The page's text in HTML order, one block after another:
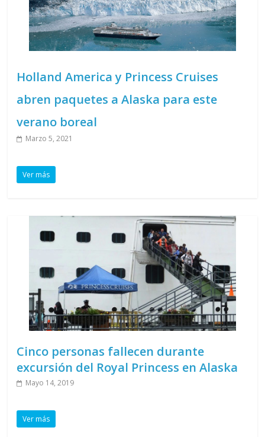
Holland America y Princess Cruises
abren paquetes a Alaska para este
verano boreal
Marzo 5, 2021
Ver más
Cinco personas fallecen durante
excursión del Royal Princess en Alaska
Mayo 14, 2019
Ver más